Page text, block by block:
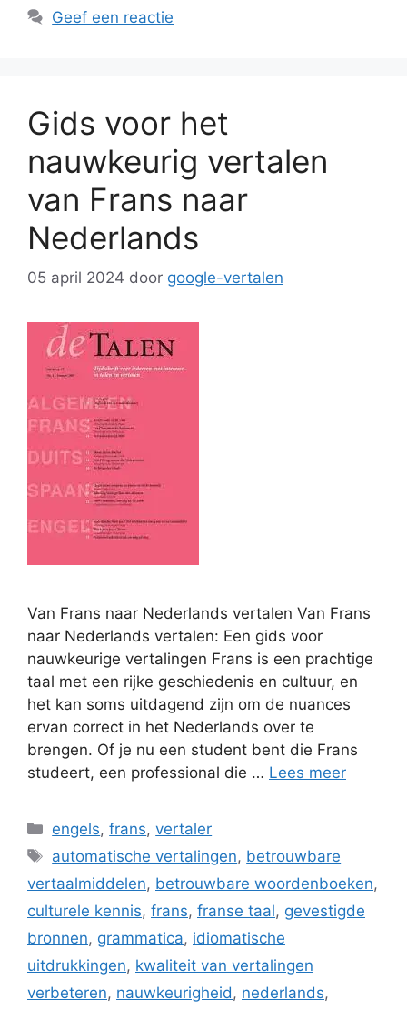
Geef een reactie
Gids voor het
nauwkeurig vertalen
van Frans naar
Nederlands
05 april 2024 door google-vertalen
Van Frans naar Nederlands vertalen Van Frans
naar Nederlands vertalen: Een gids voor
nauwkeurige vertalingen Frans is een prachtige
taal met een rijke geschiedenis en cultuur, en
het kan soms uitdagend zijn om de nuances
ervan correct in het Nederlands over te
brengen. Of je nu een student bent die Frans
studeert, een professional die … Lees meer
Categorieën
engels,frans,vertaler
Tags
automatische vertalingen, betrouwbare
vertaalmiddelen, betrouwbare woordenboeken,
culturele kennis, frans, franse taal, gevestigde
bronnen, grammatica, idiomatische
uitdrukkingen, kwaliteit van vertalingen
verbeteren, nauwkeurigheid, nederlands,